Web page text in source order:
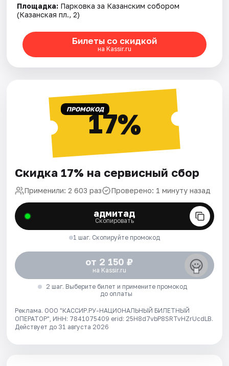
Площадка: Парковка за Казанским собором
(Казанская пл., 2)
Билеты со скидкой
на Kassir.ru
ПРОМОКОД17%
Скидка 17% на сервисный сбор
Применили: 2 603 раз Проверено: 1 минуту назад
адмитад
Скопировать
1 шаг. Скопируйте промокод
от 2 150 ₽
на Kassir.ru
2 шаг. Выберите билет и примените промокод
до оплаты
Реклама. ООО "КАССИР.РУ-НАЦИОНАЛЬНЫЙ БИЛЕТНЫЙ
ОПЕРАТОР", ИНН: 7841075409 erid: 25H8d7vbP8SRTvHZrUcdLB.
Действует до 31 августа 2026